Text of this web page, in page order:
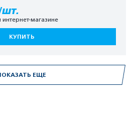
шт.
магазине
КУПИТЬ
ЕЩЕ